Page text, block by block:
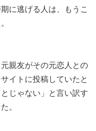
に逃げる人は、もうこ
親友がその元恋人との
イトに投稿していたと
じゃない」と言い訳す
。